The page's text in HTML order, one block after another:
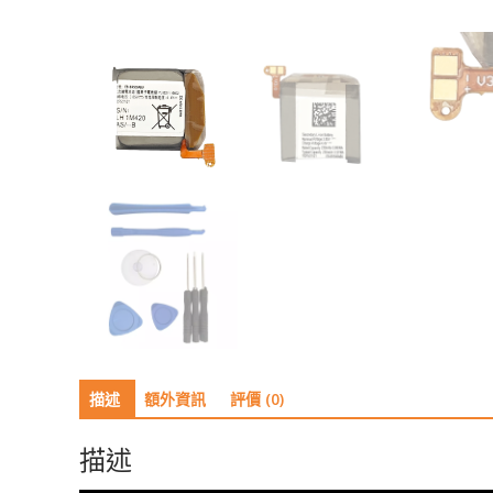
描述 額外資訊 評價 (0)
描述